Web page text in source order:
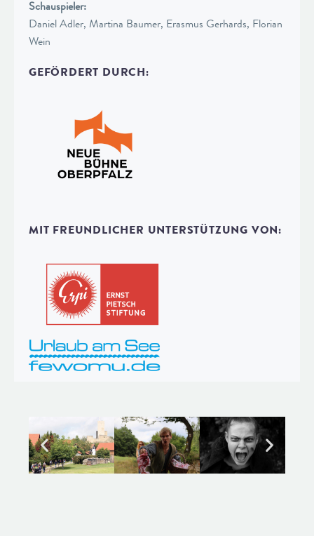
Schauspieler:
Daniel Adler, Martina Baumer, Erasmus Gerhards, Florian
Wein
GEFÖRDERT DURCH:
MIT FREUNDLICHER UNTERSTÜTZUNG VON: